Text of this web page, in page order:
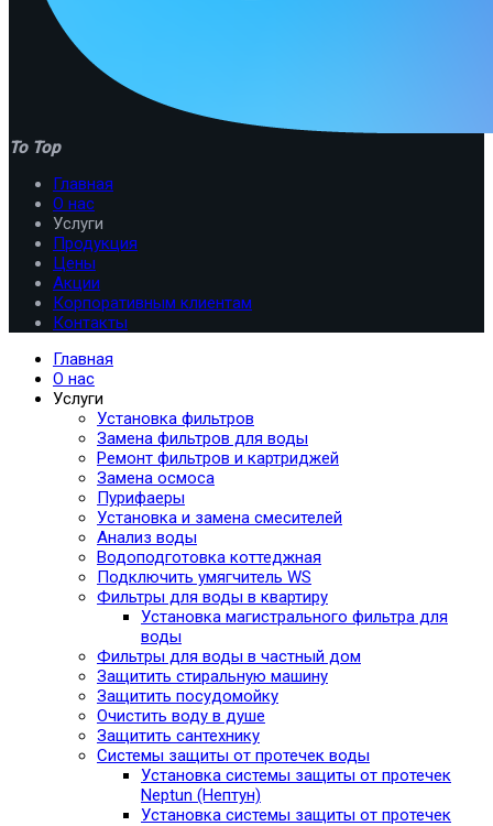
To Top
Главная
О нас
Услуги
Продукция
Цены
Акции
Корпоративным клиентам
Контакты
Главная
О нас
Услуги
Установка фильтров
Замена фильтров для воды
Ремонт фильтров и картриджей
Замена осмоса
Пурифаеры
Установка и замена смесителей
Анализ воды
Водоподготовка коттеджная
Подключить умягчитель WS
Фильтры для воды в квартиру
Установка магистрального фильтра для
воды
Фильтры для воды в частный дом
Защитить стиральную машину
Защитить посудомойку
Очистить воду в душе
Защитить сантехнику
Системы защиты от протечек воды
Установка системы защиты от протечек
Neptun (Нептун)
Установка системы защиты от протечек